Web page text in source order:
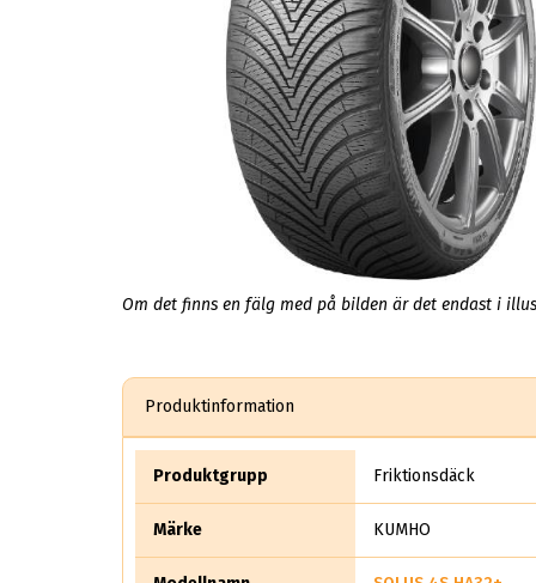
Om det finns en fälg med på bilden är det endast i
Produktinformation
Produktgrupp Friktionsdäck
Märke KUMHO